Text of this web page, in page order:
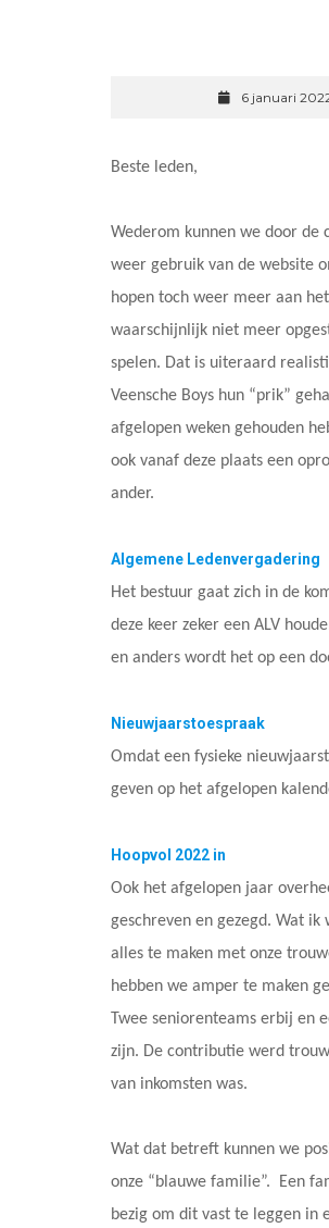
6 januari
Beste leden,
Wederom kunnen we door de
weer gebruik van de website
hopen toch weer meer aan
waarschijnlijk niet meer
spelen. Dat is uiteraard
Veensche Boys hun “prik”
afgelopen weken gehouden
ook vanaf deze plaats een
ander.
Algemene Ledenvergadering
Het bestuur gaat zich in de
deze keer zeker een ALV
en anders wordt het op een
Nieuwjaarstoespraak
Omdat een fysieke
geven op het afgelopen
Hoopvol 2022 in
Ook het afgelopen jaar
geschreven en gezegd. Wat
alles te maken met onze
hebben we amper te maken
Twee seniorenteams erbij
zijn. De contributie werd
van inkomsten was.
Wat dat betreft kunnen we
onze “blauwe familie”. Een
bezig om dit vast te leggen in